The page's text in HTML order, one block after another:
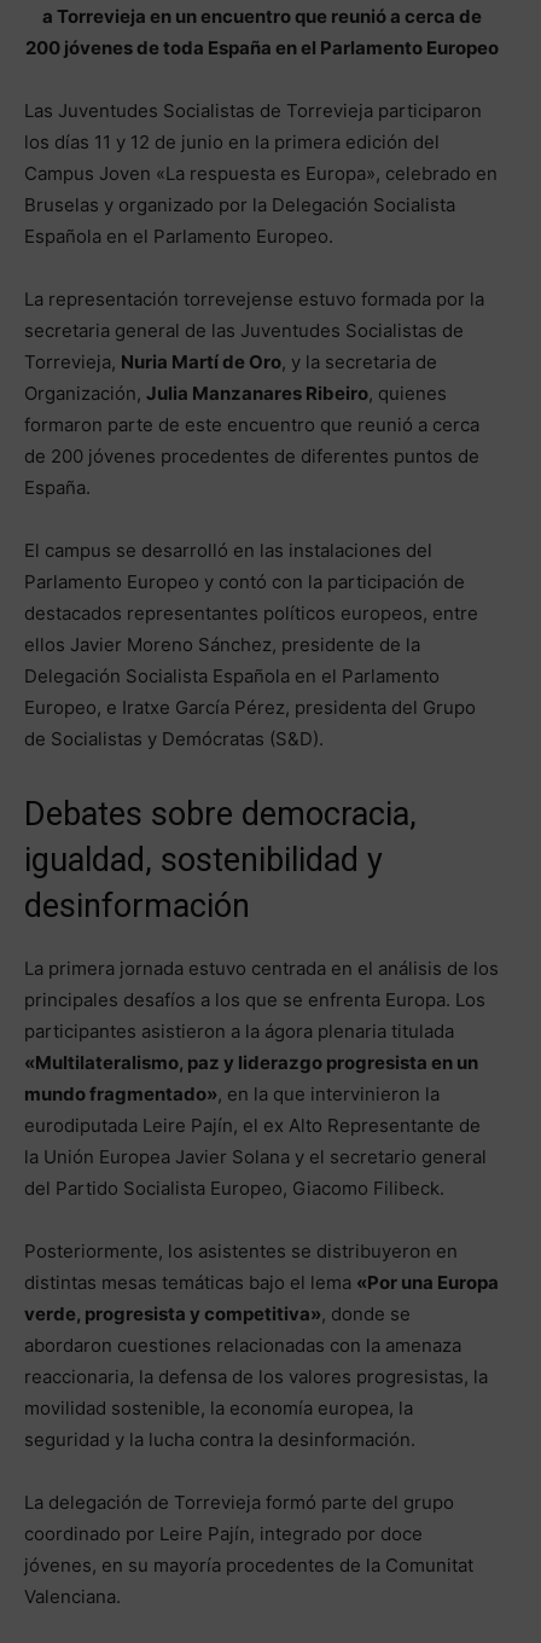
a Torrevieja en un encuentro que reunió a cerca de
200 jóvenes de toda España en el Parlamento Europeo
Las Juventudes Socialistas de Torrevieja participaron
los días 11 y 12 de junio en la primera edición del
Campus Joven «La respuesta es Europa», celebrado en
Bruselas y organizado por la Delegación Socialista
Española en el Parlamento Europeo.
La representación torrevejense estuvo formada por la
secretaria general de las Juventudes Socialistas de
Torrevieja, Nuria Martí de Oro, y la secretaria de
Organización, Julia Manzanares Ribeiro, quienes
formaron parte de este encuentro que reunió a cerca
de 200 jóvenes procedentes de diferentes puntos de
España.
El campus se desarrolló en las instalaciones del
Parlamento Europeo y contó con la participación de
destacados representantes políticos europeos, entre
ellos Javier Moreno Sánchez, presidente de la
Delegación Socialista Española en el Parlamento
Europeo, e Iratxe García Pérez, presidenta del Grupo
de Socialistas y Demócratas (S&D).
Debates sobre democracia,
igualdad, sostenibilidad y
desinformación
La primera jornada estuvo centrada en el análisis de los
principales desafíos a los que se enfrenta Europa. Los
participantes asistieron a la ágora plenaria titulada
«Multilateralismo, paz y liderazgo progresista en un
mundo fragmentado», en la que intervinieron la
eurodiputada Leire Pajín, el ex Alto Representante de
la Unión Europea Javier Solana y el secretario general
del Partido Socialista Europeo, Giacomo Filibeck.
Posteriormente, los asistentes se distribuyeron en
distintas mesas temáticas bajo el lema «Por una Europa
verde, progresista y competitiva», donde se
abordaron cuestiones relacionadas con la amenaza
reaccionaria, la defensa de los valores progresistas, la
movilidad sostenible, la economía europea, la
seguridad y la lucha contra la desinformación.
La delegación de Torrevieja formó parte del grupo
coordinado por Leire Pajín, integrado por doce
jóvenes, en su mayoría procedentes de la Comunitat
Valenciana.